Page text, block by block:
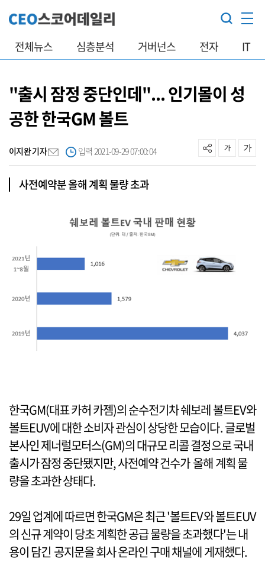
전체뉴스 심층분석 거버넌스 전자 IT
"출시 잠정 중단인데"... 인기몰이 성
공한 한국GM 볼트
이지완 기자 입력 2021-09-29 07:00:04
사전예약분 올해 계획 물량 초과
한국GM(대표 카허 카젬)의 순수전기차 쉐보레 볼트EV와
볼트EUV에 대한 소비자 관심이 상당한 모습이다. 글로벌
본사인 제너럴모터스(GM)의 대규모 리콜 결정으로 국내
출시가 잠정 중단됐지만, 사전예약 건수가 올해 계획 물
량을 초과한 상태다.
29일 업계에 따르면 한국GM은 최근 '볼트EV와 볼트EUV
의 신규 계약이 당초 계획한 공급 물량을 초과했다'는 내
용이 담긴 공지문을 회사 온라인 구매 채널에 게재했다.